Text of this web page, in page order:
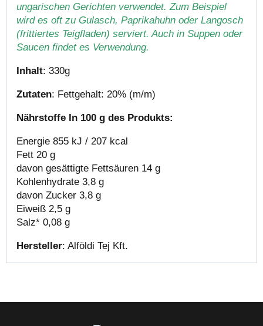
ungarischen Gerichten verwendet. Zum Beispiel
wird es oft zu Gulasch, Paprikahuhn oder Langosch
(frittiertes Teigfladen) serviert. Auch in Suppen oder
Saucen findet es Verwendung.
Inhalt: 330g
Zutaten: Fettgehalt: 20% (m/m)
Nährstoffe In 100 g des Produkts:
Energie 855 kJ / 207 kcal
Fett 20 g
davon gesättigte Fettsäuren 14 g
Kohlenhydrate 3,8 g
davon Zucker 3,8 g
Eiweiß 2,5 g
Salz* 0,08 g
Hersteller: Alföldi Tej Kft.